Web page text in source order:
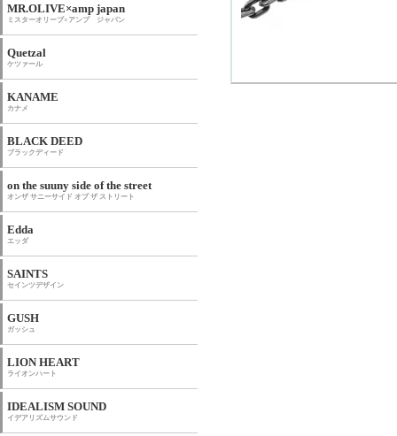
MR.OLIVE×amp japan
ミスターオリーブ×アンプ ジャパン
Quetzal
ケツァール
KANAME
カナメ
BLACK DEED
ブラックディード
on the suuny side of the street
オンザ サニーサイド オブ ザ ストリート
Edda
エッダ
SAINTS
セインツデザイン
GUSH
ガッシュ
LION HEART
ライオンハート
IDEALISM SOUND
イデアリズムサウンド